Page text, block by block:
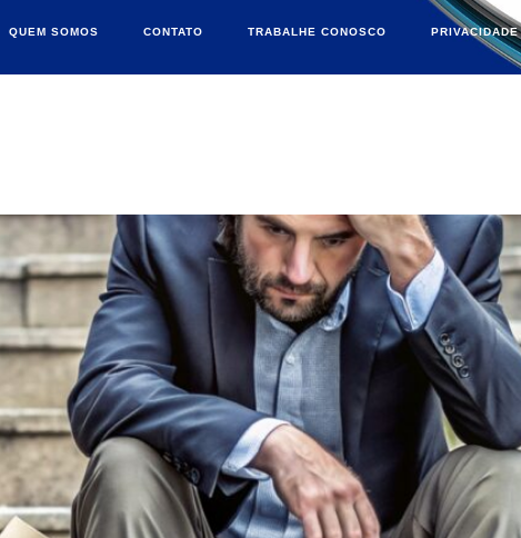
QUEM SOMOS CONTATO TRABALHE CONOSCO PRIVACIDADE